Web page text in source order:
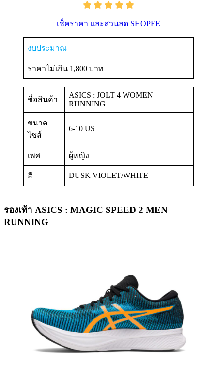
เช็คราคา และส่วนลด SHOPEE
งบประมาณ
ราคาไม่เกิน 1,800 บาท
ชื่อสินค้า
ASICS : JOLT 4 WOMEN
RUNNING
ขนาด
ไซส์
6-10 US
เพศ ผู้หญิง
สี DUSK VIOLET/WHITE
รองเท้า ASICS : MAGIC SPEED 2 MEN
RUNNING